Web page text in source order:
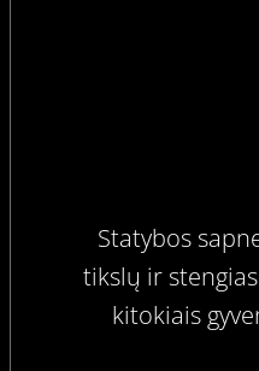
Statybos
tikslų ir
kitokiais